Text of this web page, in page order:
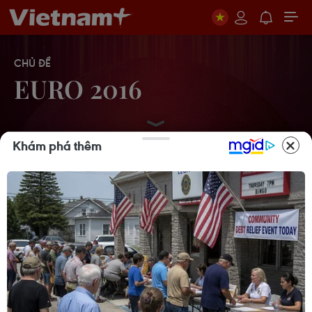
CHỦ ĐỀ
EURO 2016
Nhà vô địch châu Âu Ronaldo thống
trị thế giới "ảo" ở EURO 2016
15/07/2016 11:44
Những điểm nhấn không thể bỏ qua
tại Vòng chung kết EURO 2016
Khám phá thêm